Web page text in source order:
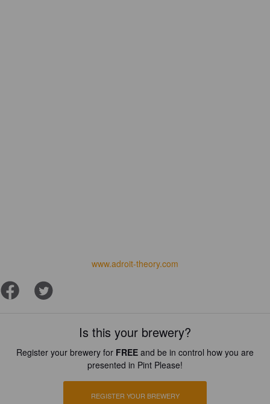
www.adroit-theory.com
Is this your brewery?
Register your brewery for FREE and be in control how you are
presented in Pint Please!
REGISTER YOUR BREWERY